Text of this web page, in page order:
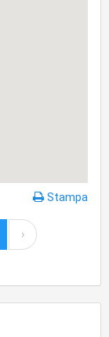
Stampa
›